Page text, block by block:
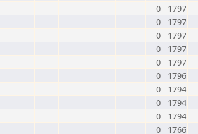
0
1797
0
1797
0
1797
0
1797
0
1797
0
1796
0
1794
0
1794
0
1794
0
1766